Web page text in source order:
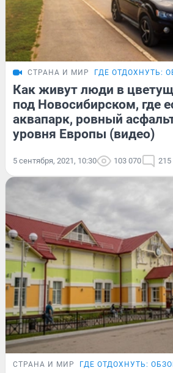
СТРАНА И МИР ГДЕ ОТДОХНУТЬ:
Как живут люди в
под Новосибирском, где
аквапарк, ровный
уровня Европы (видео)
5 сентября, 2021, 10:30 103 070 215
СТРАНА И МИР ГДЕ ОТДОХНУТЬ: